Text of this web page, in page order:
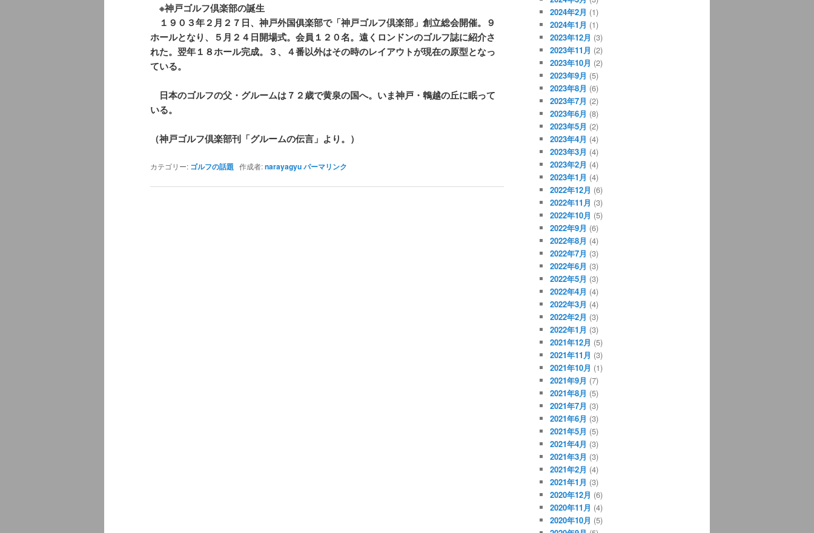
※神戸ゴルフ倶楽部の誕生
１９０３年２月２７日、神戸外国俱楽部で「神戸ゴルフ倶楽部」創立総会開催。９
ホールとなり、５月２４日開場式。会員１２０名。遠くロンドンのゴルフ誌に紹介さ
れた。翌年１８ホール完成。３、４番以外はその時のレイアウトが現在の原型となっ
ている。
日本のゴルフの父・グルームは７２歳で黄泉の国へ。いま神戸・鵯越の丘に眠って
いる。
（神戸ゴルフ倶楽部刊「グルームの伝言」より。）
カテゴリー: ゴルフの話題 作成者:narayagyuパーマリンク
2024年2月 (1)
2024年1月 (1)
2023年12月 (3)
2023年11月 (2)
2023年10月 (2)
2023年9月 (5)
2023年8月 (6)
2023年7月 (2)
2023年6月 (8)
2023年5月 (2)
2023年4月 (4)
2023年3月 (4)
2023年2月 (4)
2023年1月 (4)
2022年12月 (6)
2022年11月 (3)
2022年10月 (5)
2022年9月 (6)
2022年8月 (4)
2022年7月 (3)
2022年6月 (3)
2022年5月 (3)
2022年4月 (4)
2022年3月 (4)
2022年2月 (3)
2022年1月 (3)
2021年12月 (5)
2021年11月 (3)
2021年10月 (1)
2021年9月 (7)
2021年8月 (5)
2021年7月 (3)
2021年6月 (3)
2021年5月 (5)
2021年4月 (3)
2021年3月 (3)
2021年2月 (4)
2021年1月 (3)
2020年12月 (6)
2020年11月 (4)
2020年10月 (5)